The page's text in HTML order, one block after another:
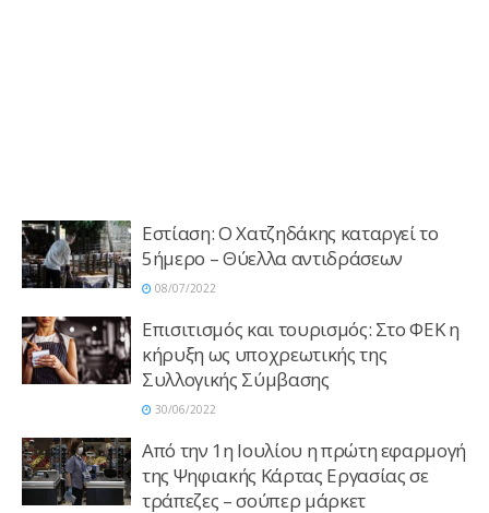
Εστίαση: Ο Χατζηδάκης καταργεί το
5ήμερο – Θύελλα αντιδράσεων
08/07/2022
Επισιτισμός και τουρισμός: Στο ΦΕΚ η
κήρυξη ως υποχρεωτικής της
Συλλογικής Σύμβασης
30/06/2022
Από την 1η Ιουλίου η πρώτη εφαρμογή
της Ψηφιακής Κάρτας Εργασίας σε
τράπεζες – σούπερ μάρκετ